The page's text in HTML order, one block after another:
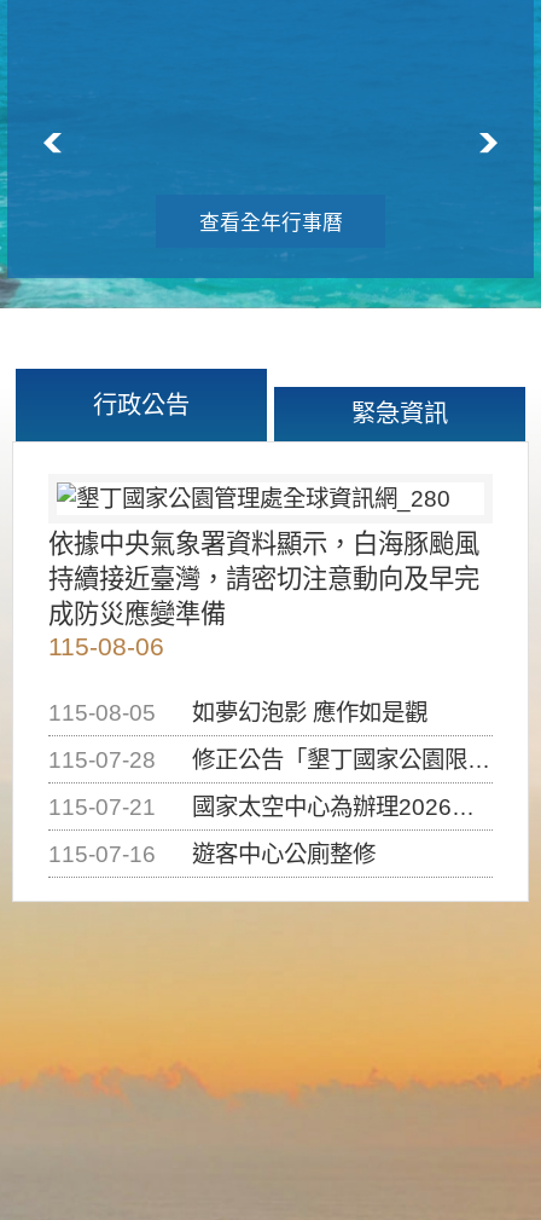
查看全年行事曆
行政公告 緊急資訊
依據中央氣象署資料顯示，白海豚颱風
持續接近臺灣，請密切注意動向及早完
成防災應變準備
115-08-06
115-08-05
如夢幻泡影 應作如是觀
115-07-28
修正公告「墾丁國家公園限制水域遊憩活動之種類、範圍、時間及行為」，自即日生效。
115-07-21
國家太空中心為辦理2026台灣盃火箭競賽，陸、海、空域警戒及協調相關事宜，因颱風備案事宜
115-07-16
遊客中心公廁整修